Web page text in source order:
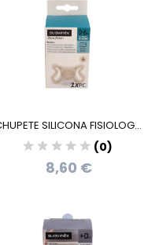
SILICONA FISIOLOG...
(0)
8,60 €